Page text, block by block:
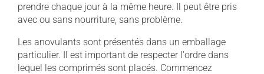
prendre chaque jour à la même heure. Il peut être pris
avec ou sans nourriture, sans problème.
Les anovulants sont présentés dans un emballage
particulier. Il est important de respecter l'ordre dans
lequel les comprimés sont placés. Commencez